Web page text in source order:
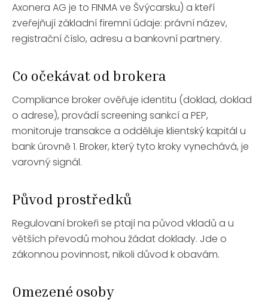
Axonera AG je to FINMA ve Švýcarsku) a kteří
zveřejňují základní firemní údaje: právní název,
registrační číslo, adresu a bankovní partnery.
Co očekávat od brokera
Compliance broker ověřuje identitu (doklad, doklad
o adrese), provádí screening sankcí a PEP,
monitoruje transakce a odděluje klientský kapitál u
bank úrovně 1. Broker, který tyto kroky vynechává, je
varovný signál.
Původ prostředků
Regulovaní brokeři se ptají na původ vkladů a u
větších převodů mohou žádat doklady. Jde o
zákonnou povinnost, nikoli důvod k obavám.
Omezené osoby